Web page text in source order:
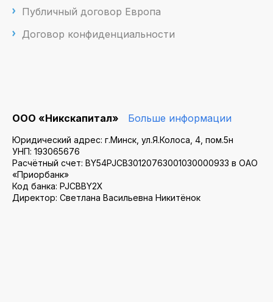
Публичный договор Европа
Договор конфиденциальности
ООО «Никскапитал» Больше информации
Юридический адрес: г.Минск, ул.Я.Колоса, 4, пом.5н
УНП: 193065676
Расчётный счет: BY54PJCB30120763001030000933 в ОАО
«Приорбанк»
Код банка: PJCBBY2X
Директор: Светлана Васильевна Никитёнок